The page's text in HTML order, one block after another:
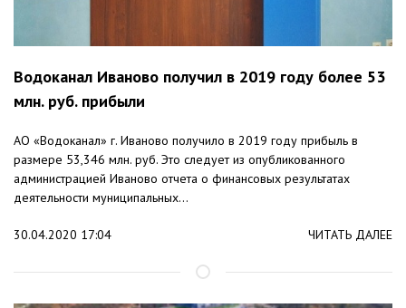
Водоканал Иваново получил в 2019 году более 53
млн. руб. прибыли
АО «Водоканал» г. Иваново получило в 2019 году прибыль в
размере 53,346 млн. руб. Это следует из опубликованного
администрацией Иваново отчета о финансовых результатах
деятельности муниципальных...
30.04.2020 17:04 ЧИТАТЬ ДАЛЕЕ